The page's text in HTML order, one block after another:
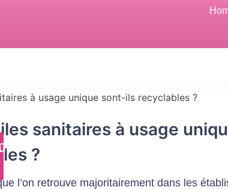
sanitaires à usage
?
l’on retrouve majoritairement dans les